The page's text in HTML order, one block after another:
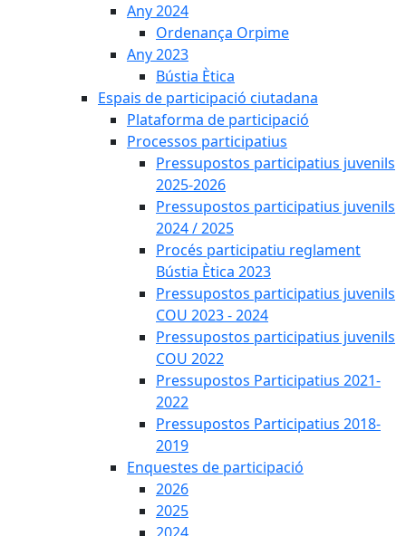
Any 2024
Ordenança Orpime
Any 2023
Bústia Ètica
Espais de participació ciutadana
Plataforma de participació
Processos participatius
Pressupostos participatius juvenils
2025-2026
Pressupostos participatius juvenils
2024 / 2025
Procés participatiu reglament
Bústia Ètica 2023
Pressupostos participatius juvenils
COU 2023 - 2024
Pressupostos participatius juvenils
COU 2022
Pressupostos Participatius 2021-
2022
Pressupostos Participatius 2018-
2019
Enquestes de participació
2026
2025